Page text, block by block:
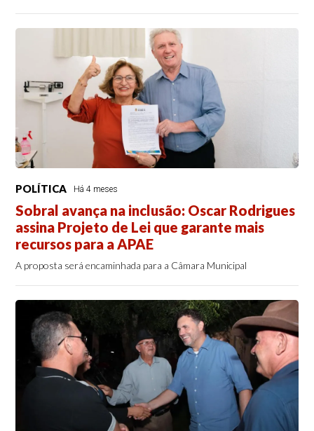
POLÍTICA Há 4 meses
Sobral avança na inclusão: Oscar Rodrigues
assina Projeto de Lei que garante mais
recursos para a APAE
A proposta será encaminhada para a Câmara Municipal